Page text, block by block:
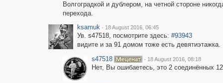
Волгоградкой и дублером, на четной стороне
перехода.
ksamuk · 18 August 2016, 06:45
Ув. s47518, посмотрите здесь: #93943
видите и за 91 домом тоже есть девятиэтажка.
s47518
· 18 August 2016, 08:18
Нет, Вы ошибаетесь, это 2 соединённых